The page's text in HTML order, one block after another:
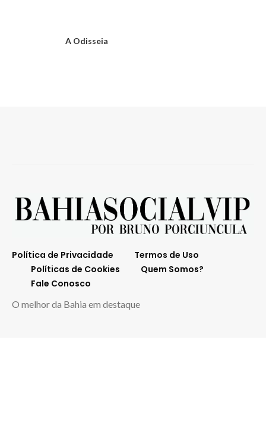
A Odisseia
Política de Privacidade
Termos de Uso
Políticas de Cookies
Quem Somos?
Fale Conosco
O melhor da Bahia em destaque